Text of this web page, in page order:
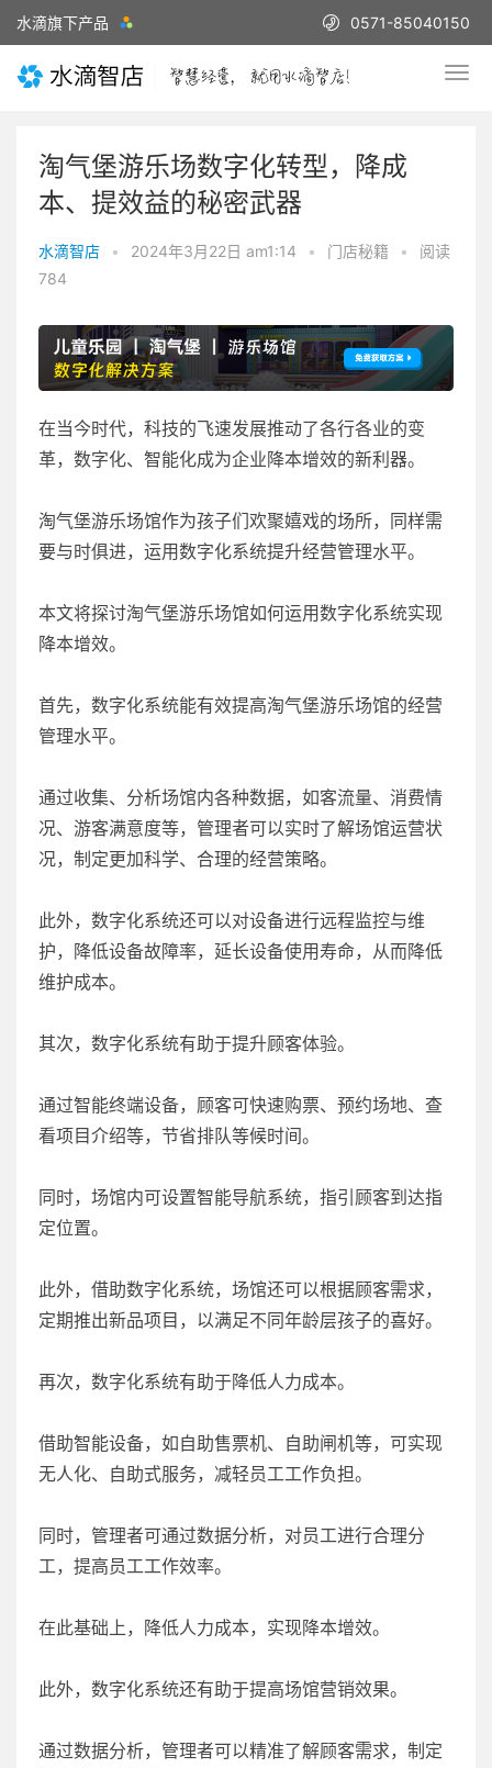
水滴旗下产品 0571-85040150
淘气堡游乐场数字化转型，降成
本、提效益的秘密武器
水滴智店 • 2024年3月22日 am1:14 • 门店秘籍 •
阅读
784
在当今时代，科技的飞速发展推动了各行各业的变
革，数字化、智能化成为企业降本增效的新利器。
淘气堡游乐场馆作为孩子们欢聚嬉戏的场所，同样需
要与时俱进，运用数字化系统提升经营管理水平。
本文将探讨淘气堡游乐场馆如何运用数字化系统实现
降本增效。
首先，数字化系统能有效提高淘气堡游乐场馆的经营
管理水平。
通过收集、分析场馆内各种数据，如客流量、消费情
况、游客满意度等，管理者可以实时了解场馆运营状
况，制定更加科学、合理的经营策略。
此外，数字化系统还可以对设备进行远程监控与维
护，降低设备故障率，延长设备使用寿命，从而降低
维护成本。
其次，数字化系统有助于提升顾客体验。
通过智能终端设备，顾客可快速购票、预约场地、查
看项目介绍等，节省排队等候时间。
同时，场馆内可设置智能导航系统，指引顾客到达指
定位置。
此外，借助数字化系统，场馆还可以根据顾客需求，
定期推出新品项目，以满足不同年龄层孩子的喜好。
再次，数字化系统有助于降低人力成本。
借助智能设备，如自助售票机、自助闸机等，可实现
无人化、自助式服务，减轻员工工作负担。
同时，管理者可通过数据分析，对员工进行合理分
工，提高员工工作效率。
在此基础上，降低人力成本，实现降本增效。
此外，数字化系统还有助于提高场馆营销效果。
通过数据分析，管理者可以精准了解顾客需求，制定